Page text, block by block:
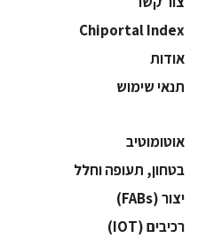
Chiportal Index
אודות
תנאי שימוש
אוטומוטיב
בטחון, תעופה וחלל
‫יצור (‪(FABs‬‬
‫רכיבים‬ (IOT)